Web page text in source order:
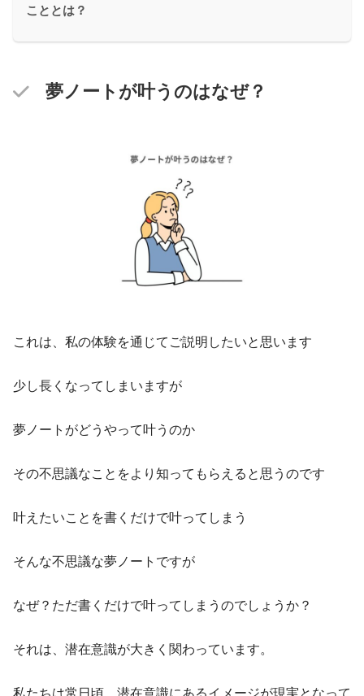
こととは？
夢ノートが叶うのはなぜ？
これは、私の体験を通じてご説明したいと思います
少し長くなってしまいますが
夢ノートがどうやって叶うのか
その不思議なことをより知ってもらえると思うのです
叶えたいことを書くだけで叶ってしまう
そんな不思議な夢ノートですが
なぜ？ただ書くだけで叶ってしまうのでしょうか？
それは、潜在意識が大きく関わっています。